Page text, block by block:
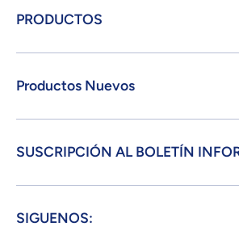
PRODUCTOS
Productos Nuevos
SUSCRIPCIÓN AL BOLETÍN
SIGUENOS: